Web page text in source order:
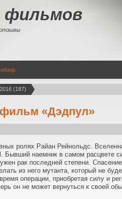
фильмов
(187)
«Дэдпул»
ролях Райан Рейнольдс.
Бывший наемник в самом расцвете
рак последней степени.
из него мутанта, который не
операции, приобретая силу и
он не может вернуться к своей